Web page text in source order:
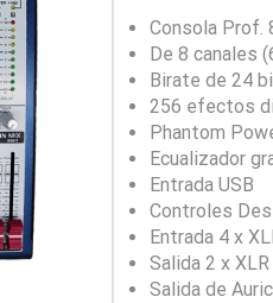
Consola Prof.
De 8 canales
Birate de 24
256 efectos
Phantom
Ecualizador
Entrada USB
Controles
Entrada 4 x
Salida 2 x
Salida de